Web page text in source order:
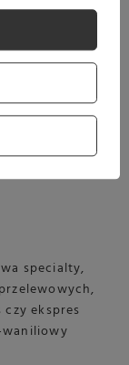
tradycyjną?
Cię nie
specialty,
ekspres